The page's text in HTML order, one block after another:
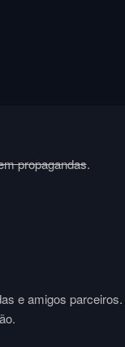
propagandas.
e amigos parceiros.